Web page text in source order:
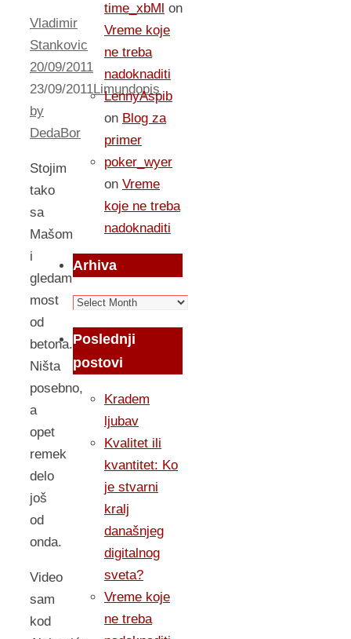
Vladimir
Stankovic
20/09/2011
23/09/2011Limundopis
by
DedaBor
Stojim
tako
sa
Mašom
i
gledam
most
od
betona.
Ništa
posebno,
a
opet
remek
delo
još
od
onda.
Video
sam
kod
time_xbMl on
Vreme koje
ne treba
nadoknaditi
LennyAspib
on Blog za
primer
poker_wyer
on Vreme
koje ne treba
nadoknaditi
Arhiva
Arhiva
Poslednji
postovi
Kradem
ljubav
Kvalitet ili
kvantitet: Ko
je stvarni
kralj
današnjeg
digitalnog
sveta?
Vreme koje
ne treba